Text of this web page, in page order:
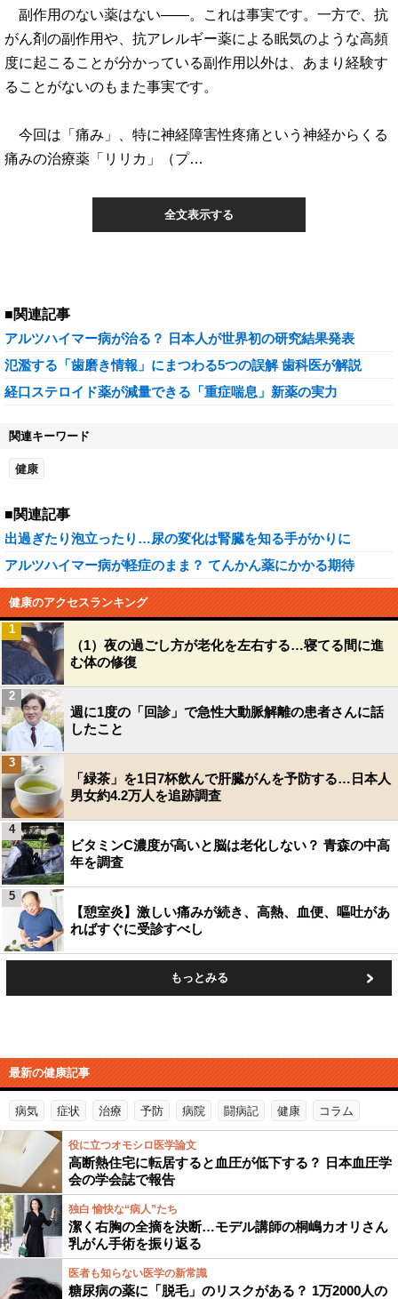
副作用のない薬はない――。これは事実です。一方で、抗
がん剤の副作用や、抗アレルギー薬による眠気のような高頻
度に起こることが分かっている副作用以外は、あまり経験す
ることがないのもまた事実です。
今回は「痛み」、特に神経障害性疼痛という神経からくる
痛みの治療薬「リリカ」（プ…
全文表示する
■関連記事
アルツハイマー病が治る？ 日本人が世界初の研究結果発表
氾濫する「歯磨き情報」にまつわる5つの誤解 歯科医が解説
経口ステロイド薬が減量できる「重症喘息」新薬の実力
関連キーワード
健康
■関連記事
出過ぎたり泡立ったり…尿の変化は腎臓を知る手がかりに
アルツハイマー病が軽症のまま？ てんかん薬にかかる期待
健康のアクセスランキング
（1）夜の過ごし方が老化を左右する…寝てる間に進
む体の修復
1
週に1度の「回診」で急性大動脈解離の患者さんに話
したこと
2
「緑茶」を1日7杯飲んで肝臓がんを予防する…日本人
男女約4.2万人を追跡調査
3
ビタミンC濃度が高いと脳は老化しない？ 青森の中高
年を調査
4
【憩室炎】激しい痛みが続き、高熱、血便、嘔吐があ
ればすぐに受診すべし
5
もっとみる
最新の健康記事
病気 症状 治療 予防 病院 闘病記 健康 コラム
役に立つオモシロ医学論文
高断熱住宅に転居すると血圧が低下する？ 日本血圧学
会の学会誌で報告
独白 愉快な“病人”たち
潔く右胸の全摘を決断…モデル講師の桐嶋カオリさん
乳がん手術を振り返る
医者も知らない医学の新常識
糖尿病の薬に「脱毛」のリスクがある？ 1万2000人の